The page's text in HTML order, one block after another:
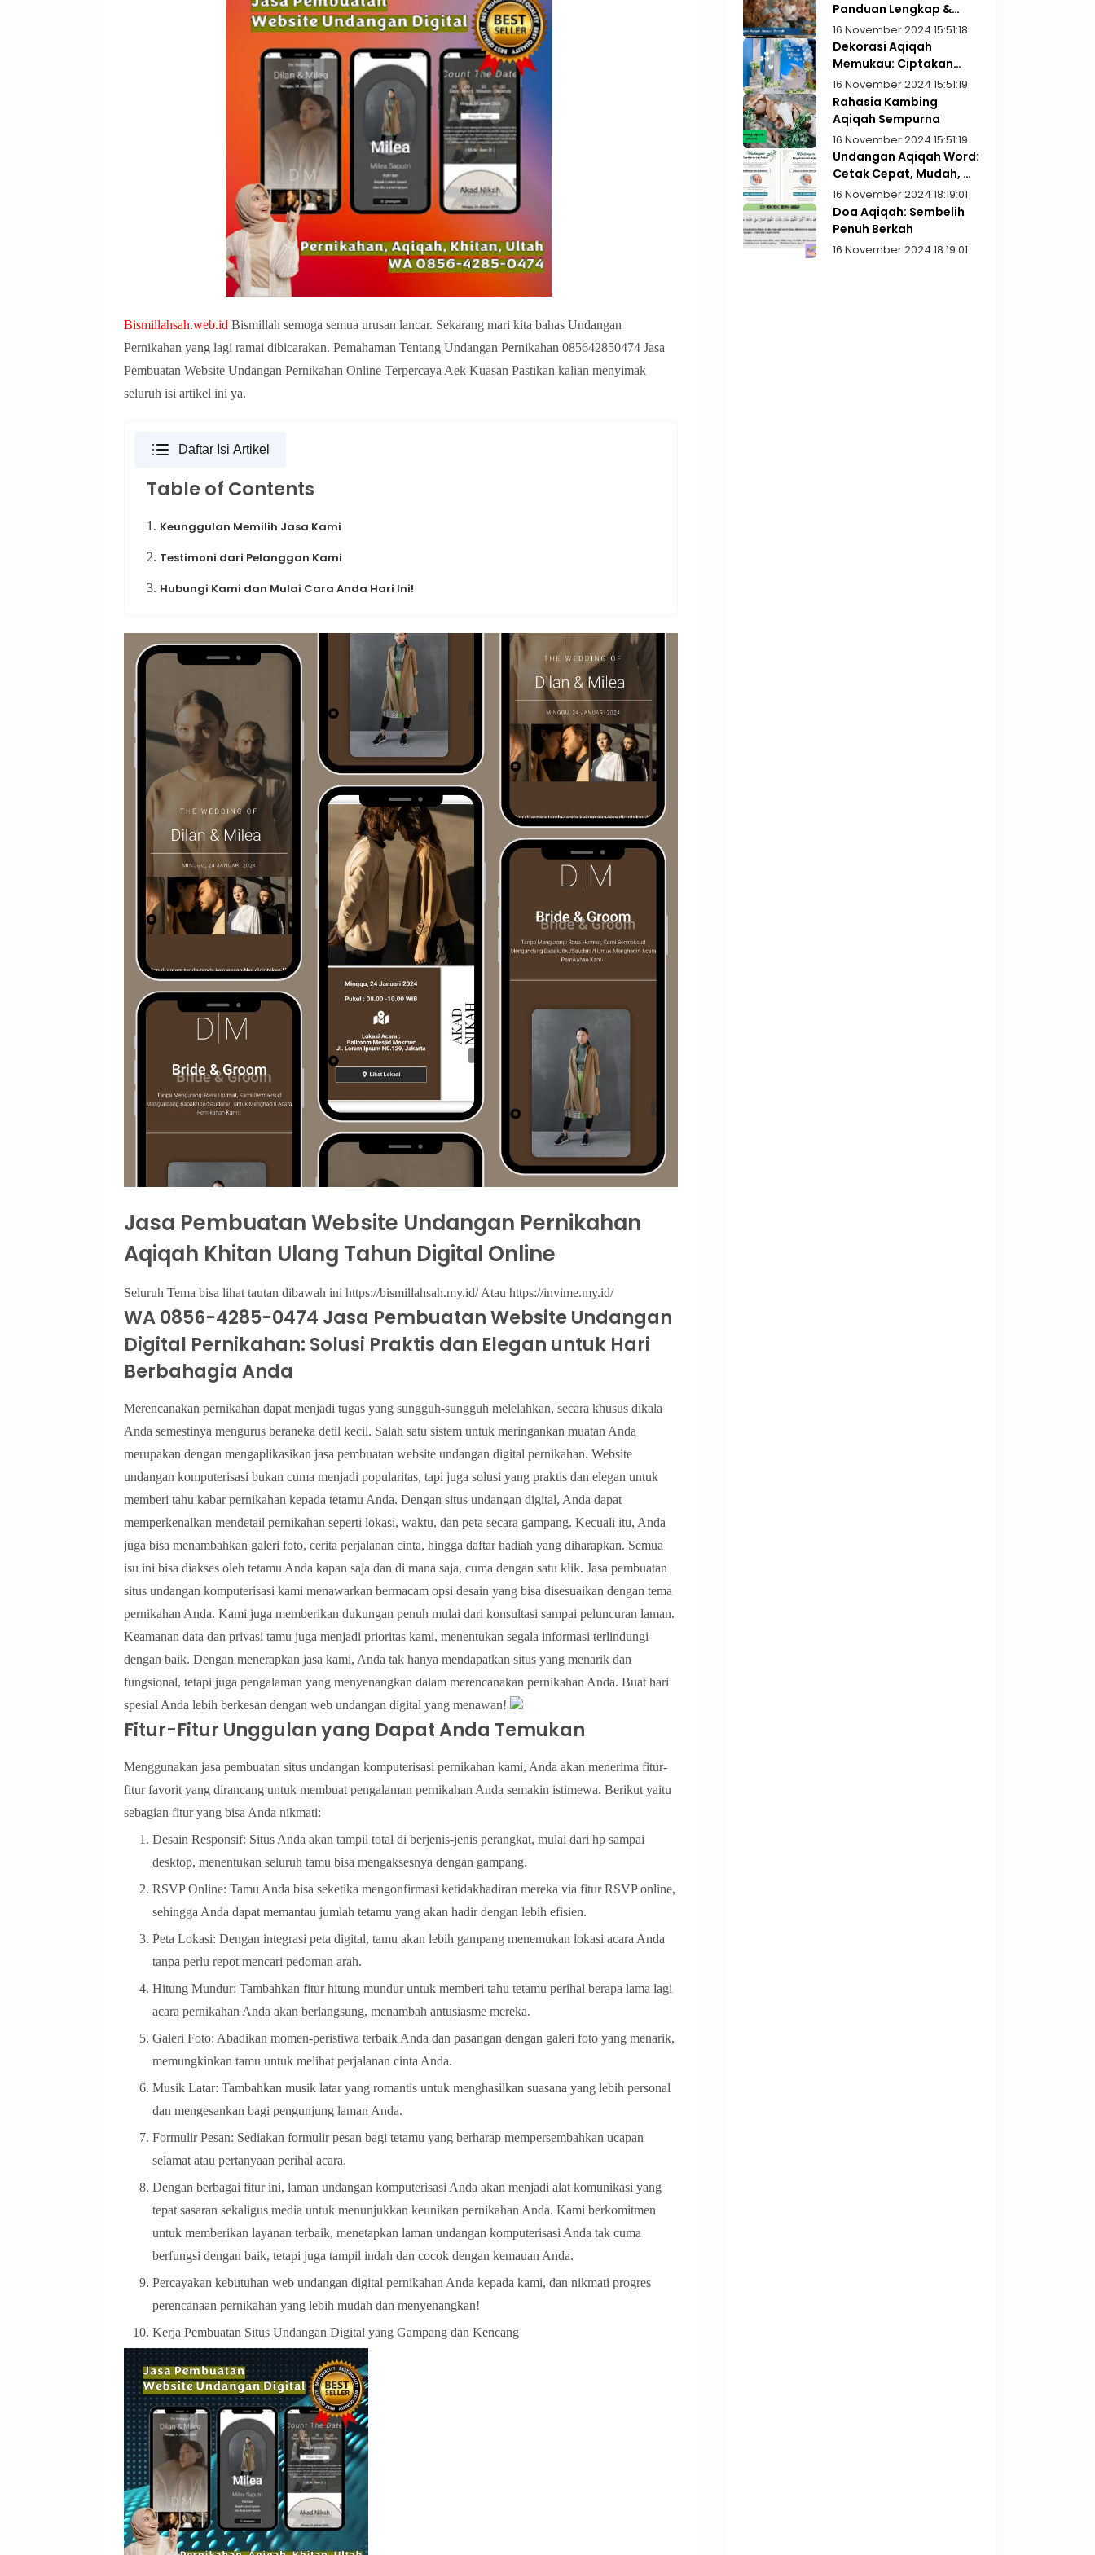
Bismillahsah.web.id Bismillah semoga semua urusan lancar. Sekarang mari kita bahas Undangan
Pernikahan yang lagi ramai dibicarakan. Pemahaman Tentang Undangan Pernikahan 085642850474 Jasa
Pembuatan Website Undangan Pernikahan Online Terpercaya Aek Kuasan Pastikan kalian menyimak
seluruh isi artikel ini ya.
Daftar Isi Artikel
Table of Contents
1. Keunggulan Memilih Jasa Kami
2. Testimoni dari Pelanggan Kami
3. Hubungi Kami dan Mulai Cara Anda Hari Ini!
Jasa Pembuatan Website Undangan Pernikahan
Aqiqah Khitan Ulang Tahun Digital Online
Seluruh Tema bisa lihat tautan dibawah ini https://bismillahsah.my.id/ Atau https://invime.my.id/
WA 0856-4285-0474 Jasa Pembuatan Website Undangan
Digital Pernikahan: Solusi Praktis dan Elegan untuk Hari
Berbahagia Anda
Merencanakan pernikahan dapat menjadi tugas yang sungguh-sungguh melelahkan, secara khusus dikala
Anda semestinya mengurus beraneka detil kecil. Salah satu sistem untuk meringankan muatan Anda
merupakan dengan mengaplikasikan jasa pembuatan website undangan digital pernikahan. Website
undangan komputerisasi bukan cuma menjadi popularitas, tapi juga solusi yang praktis dan elegan untuk
memberi tahu kabar pernikahan kepada tetamu Anda. Dengan situs undangan digital, Anda dapat
memperkenalkan mendetail pernikahan seperti lokasi, waktu, dan peta secara gampang. Kecuali itu, Anda
juga bisa menambahkan galeri foto, cerita perjalanan cinta, hingga daftar hadiah yang diharapkan. Semua
isu ini bisa diakses oleh tetamu Anda kapan saja dan di mana saja, cuma dengan satu klik. Jasa pembuatan
situs undangan komputerisasi kami menawarkan bermacam opsi desain yang bisa disesuaikan dengan tema
pernikahan Anda. Kami juga memberikan dukungan penuh mulai dari konsultasi sampai peluncuran laman.
Keamanan data dan privasi tamu juga menjadi prioritas kami, menentukan segala informasi terlindungi
dengan baik. Dengan menerapkan jasa kami, Anda tak hanya mendapatkan situs yang menarik dan
fungsional, tetapi juga pengalaman yang menyenangkan dalam merencanakan pernikahan Anda. Buat hari
spesial Anda lebih berkesan dengan web undangan digital yang menawan!
Fitur-Fitur Unggulan yang Dapat Anda Temukan
Menggunakan jasa pembuatan situs undangan komputerisasi pernikahan kami, Anda akan menerima fitur-
fitur favorit yang dirancang untuk membuat pengalaman pernikahan Anda semakin istimewa. Berikut yaitu
sebagian fitur yang bisa Anda nikmati:
Desain Responsif: Situs Anda akan tampil total di berjenis-jenis perangkat, mulai dari hp sampai
desktop, menentukan seluruh tamu bisa mengaksesnya dengan gampang.
RSVP Online: Tamu Anda bisa seketika mengonfirmasi ketidakhadiran mereka via fitur RSVP online,
sehingga Anda dapat memantau jumlah tetamu yang akan hadir dengan lebih efisien.
Peta Lokasi: Dengan integrasi peta digital, tamu akan lebih gampang menemukan lokasi acara Anda
tanpa perlu repot mencari pedoman arah.
Hitung Mundur: Tambahkan fitur hitung mundur untuk memberi tahu tetamu perihal berapa lama lagi
acara pernikahan Anda akan berlangsung, menambah antusiasme mereka.
Galeri Foto: Abadikan momen-peristiwa terbaik Anda dan pasangan dengan galeri foto yang menarik,
memungkinkan tamu untuk melihat perjalanan cinta Anda.
Musik Latar: Tambahkan musik latar yang romantis untuk menghasilkan suasana yang lebih personal
dan mengesankan bagi pengunjung laman Anda.
Formulir Pesan: Sediakan formulir pesan bagi tetamu yang berharap mempersembahkan ucapan
selamat atau pertanyaan perihal acara.
Dengan berbagai fitur ini, laman undangan komputerisasi Anda akan menjadi alat komunikasi yang
tepat sasaran sekaligus media untuk menunjukkan keunikan pernikahan Anda. Kami berkomitmen
untuk memberikan layanan terbaik, menetapkan laman undangan komputerisasi Anda tak cuma
berfungsi dengan baik, tetapi juga tampil indah dan cocok dengan kemauan Anda.
Percayakan kebutuhan web undangan digital pernikahan Anda kepada kami, dan nikmati progres
perencanaan pernikahan yang lebih mudah dan menyenangkan!
Kerja Pembuatan Situs Undangan Digital yang Gampang dan Kencang
Panduan Lengkap &
Praktis
16 November 2024 15:51:18
Dekorasi Aqiqah
Memukau: Ciptakan
Kenangan Indah
16 November 2024 15:51:19
Rahasia Kambing
Aqiqah Sempurna
16 November 2024 15:51:19
Undangan Aqiqah Word:
Cetak Cepat, Mudah, &
Gratis!
16 November 2024 18:19:01
Doa Aqiqah: Sembelih
Penuh Berkah
16 November 2024 18:19:01